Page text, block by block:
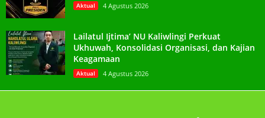
Aktual 4 Agustus 2026
Lailatul Ijtima’ NU Kaliwlingi Perkuat
Ukhuwah, Konsolidasi Organisasi, dan Kajian
Keagamaan
Aktual 4 Agustus 2026